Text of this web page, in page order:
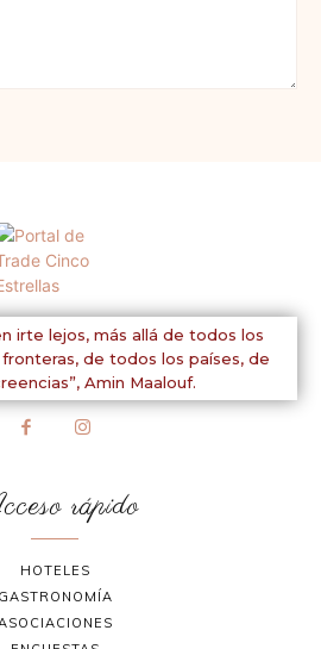
irte lejos, más allá de todos los
de todos los países, de
Amin Maalouf.
rápido
HOTELES
GASTRONOMÍA